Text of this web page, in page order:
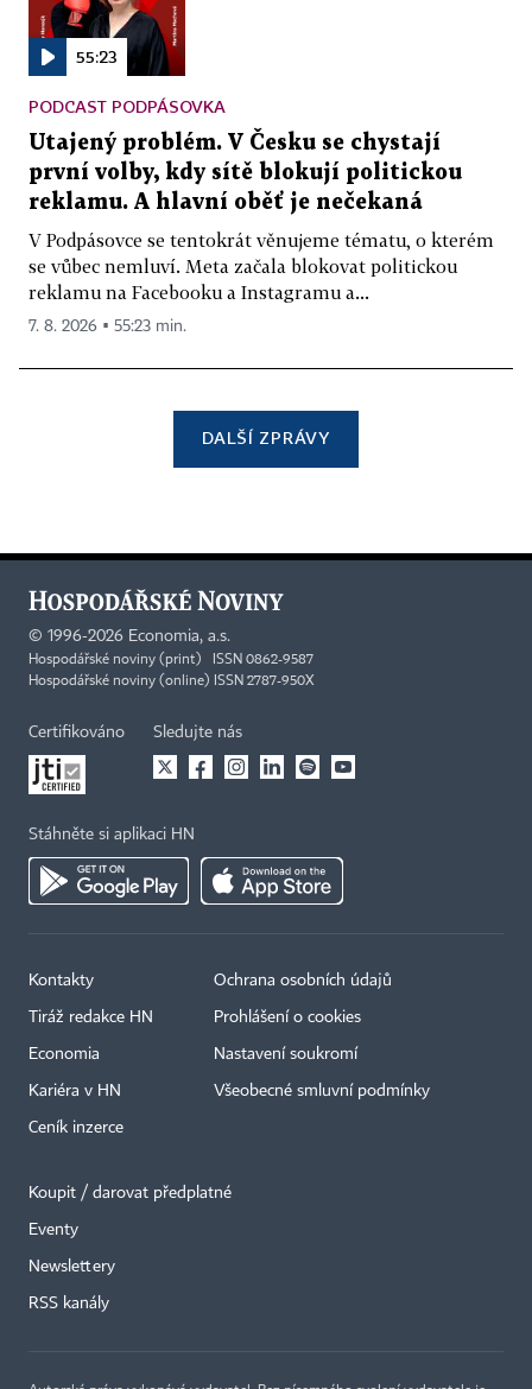
55:23
PODCAST PODPÁSOVKA
Utajený problém. V Česku se chystají
první volby, kdy sítě blokují politickou
reklamu. A hlavní oběť je nečekaná
V Podpásovce se tentokrát věnujeme tématu, o kterém
se vůbec nemluví. Meta začala blokovat politickou
reklamu na Facebooku a Instagramu a...
7. 8. 2026 ▪ 55:23 min.
DALŠÍ ZPRÁVY
© 1996-2026 Economia, a.s.
Hospodářské noviny (print) ISSN 0862-9587
Hospodářské noviny (online) ISSN 2787-950X
Certifikováno Sledujte nás
Stáhněte si aplikaci HN
Kontakty
Tiráž redakce HN
Economia
Kariéra v HN
Ceník inzerce
Ochrana osobních údajů
Prohlášení o cookies
Nastavení soukromí
Všeobecné smluvní podmínky
Koupit / darovat předplatné
Eventy
Newslettery
RSS kanály